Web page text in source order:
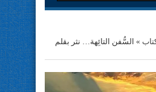
» السُّفن التائِهة… نثر بقلم